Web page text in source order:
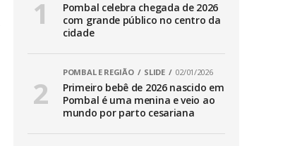
Pombal celebra chegada de 2026
com grande público no centro da
cidade
POMBAL E REGIÃO SLIDE 02/01/2026
Primeiro bebê de 2026 nascido em
Pombal é uma menina e veio ao
mundo por parto cesariana